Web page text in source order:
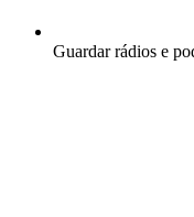
Guardar rádios e